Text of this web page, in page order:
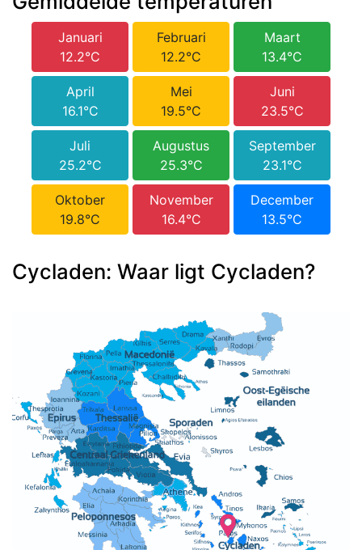
Januari
12.2°C
Februari
12.2°C
Maart
13.4°C
April
16.1°C
Mei
19.5°C
Juni
23.5°C
Juli
25.2°C
Augustus
25.3°C
September
23.1°C
Oktober
19.8°C
November
16.4°C
December
13.5°C
Cycladen: Waar ligt Cycladen?